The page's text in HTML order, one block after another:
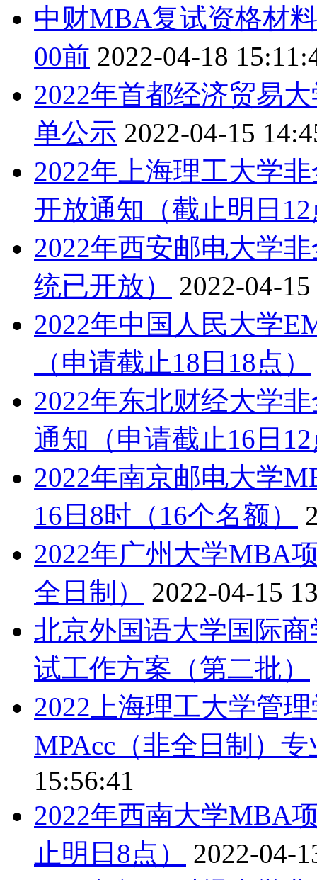
中财MBA复试资格材
00前 2022-04-18
2022年首都经济贸易
单公示 2022-04-15
2022年上海理工大学
开放通知（截止明日
2022年西安邮电大学
统已开放）
2022-04-
2022年中国人民大学
（申请截止18日18点）
2022年东北财经大学
通知（申请截止16日
2022年南京邮电大学
16日8时（16个名额）
2022年广州大学MBA
全日制）
2022-04-15
北京外国语大学国际
试工作方案（第二批）
2022上海理工大学管
MPAcc（非全日制）
15:56:41
2022年西南大学MBA
止明日8点）
2022-04-